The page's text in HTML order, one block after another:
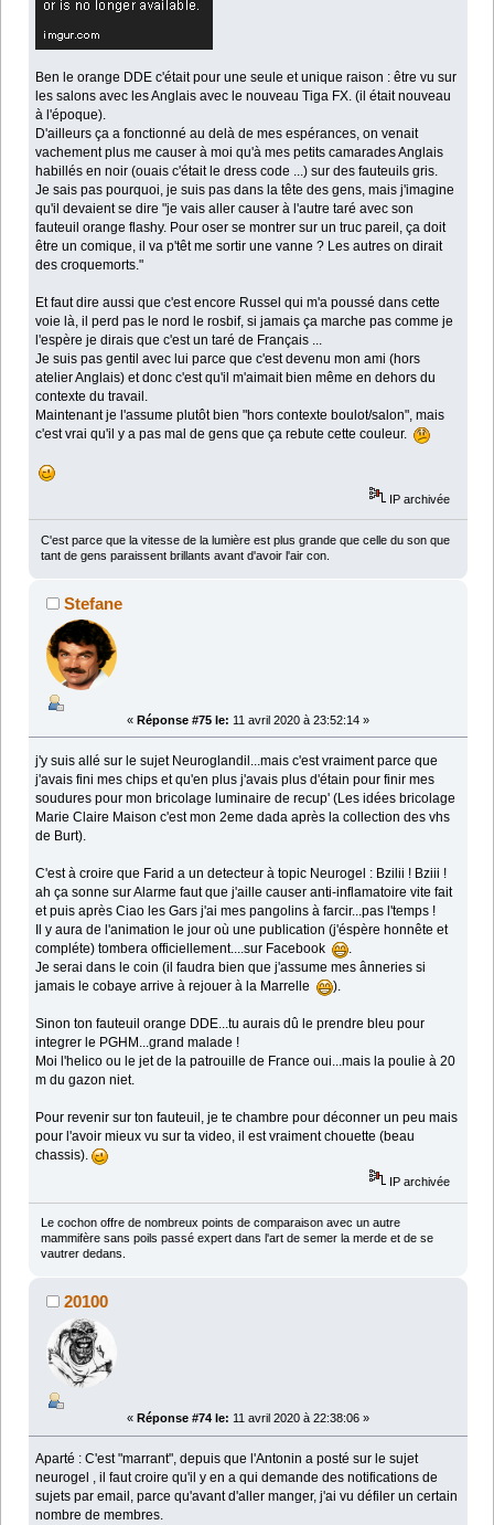
Ben le orange DDE c'était pour une seule et unique raison : être vu sur
les salons avec les Anglais avec le nouveau Tiga FX. (il était nouveau
à l'époque).
D'ailleurs ça a fonctionné au delà de mes espérances, on venait
vachement plus me causer à moi qu'à mes petits camarades Anglais
habillés en noir (ouais c'était le dress code ...) sur des fauteuils gris.
Je sais pas pourquoi, je suis pas dans la tête des gens, mais j'imagine
qu'il devaient se dire "je vais aller causer à l'autre taré avec son
fauteuil orange flashy. Pour oser se montrer sur un truc pareil, ça doit
être un comique, il va p'têt me sortir une vanne ? Les autres on dirait
des croquemorts."
Et faut dire aussi que c'est encore Russel qui m'a poussé dans cette
voie là, il perd pas le nord le rosbif, si jamais ça marche pas comme je
l'espère je dirais que c'est un taré de Français ...
Je suis pas gentil avec lui parce que c'est devenu mon ami (hors
atelier Anglais) et donc c'est qu'il m'aimait bien même en dehors du
contexte du travail.
Maintenant je l'assume plutôt bien "hors contexte boulot/salon", mais
c'est vrai qu'il y a pas mal de gens que ça rebute cette couleur.
IP archivée
C'est parce que la vitesse de la lumière est plus grande que celle du son que
tant de gens paraissent brillants avant d'avoir l'air con.
Stefane
« Réponse #75 le: 11 avril 2020 à 23:52:14 »
j'y suis allé sur le sujet Neuroglandil...mais c'est vraiment parce que
j'avais fini mes chips et qu'en plus j'avais plus d'étain pour finir mes
soudures pour mon bricolage luminaire de recup' (Les idées bricolage
Marie Claire Maison c'est mon 2eme dada après la collection des vhs
de Burt).
C'est à croire que Farid a un detecteur à topic Neurogel : Bzilii ! Bziii !
ah ça sonne sur Alarme faut que j'aille causer anti-inflamatoire vite fait
et puis après Ciao les Gars j'ai mes pangolins à farcir...pas l'temps !
Il y aura de l'animation le jour où une publication (j'éspère honnête et
compléte) tombera officiellement....sur Facebook
.
Je serai dans le coin (il faudra bien que j'assume mes ânneries si
jamais le cobaye arrive à rejouer à la Marrelle
).
Sinon ton fauteuil orange DDE...tu aurais dû le prendre bleu pour
integrer le PGHM...grand malade !
Moi l'helico ou le jet de la patrouille de France oui...mais la poulie à 20
m du gazon niet.
Pour revenir sur ton fauteuil, je te chambre pour déconner un peu mais
pour l'avoir mieux vu sur ta video, il est vraiment chouette (beau
chassis).
IP archivée
Le cochon offre de nombreux points de comparaison avec un autre
mammifère sans poils passé expert dans l'art de semer la merde et de se
vautrer dedans.
20100
« Réponse #74 le: 11 avril 2020 à 22:38:06 »
Aparté : C'est "marrant", depuis que l'Antonin a posté sur le sujet
neurogel , il faut croire qu'il y en a qui demande des notifications de
sujets par email, parce qu'avant d'aller manger, j'ai vu défiler un certain
nombre de membres.